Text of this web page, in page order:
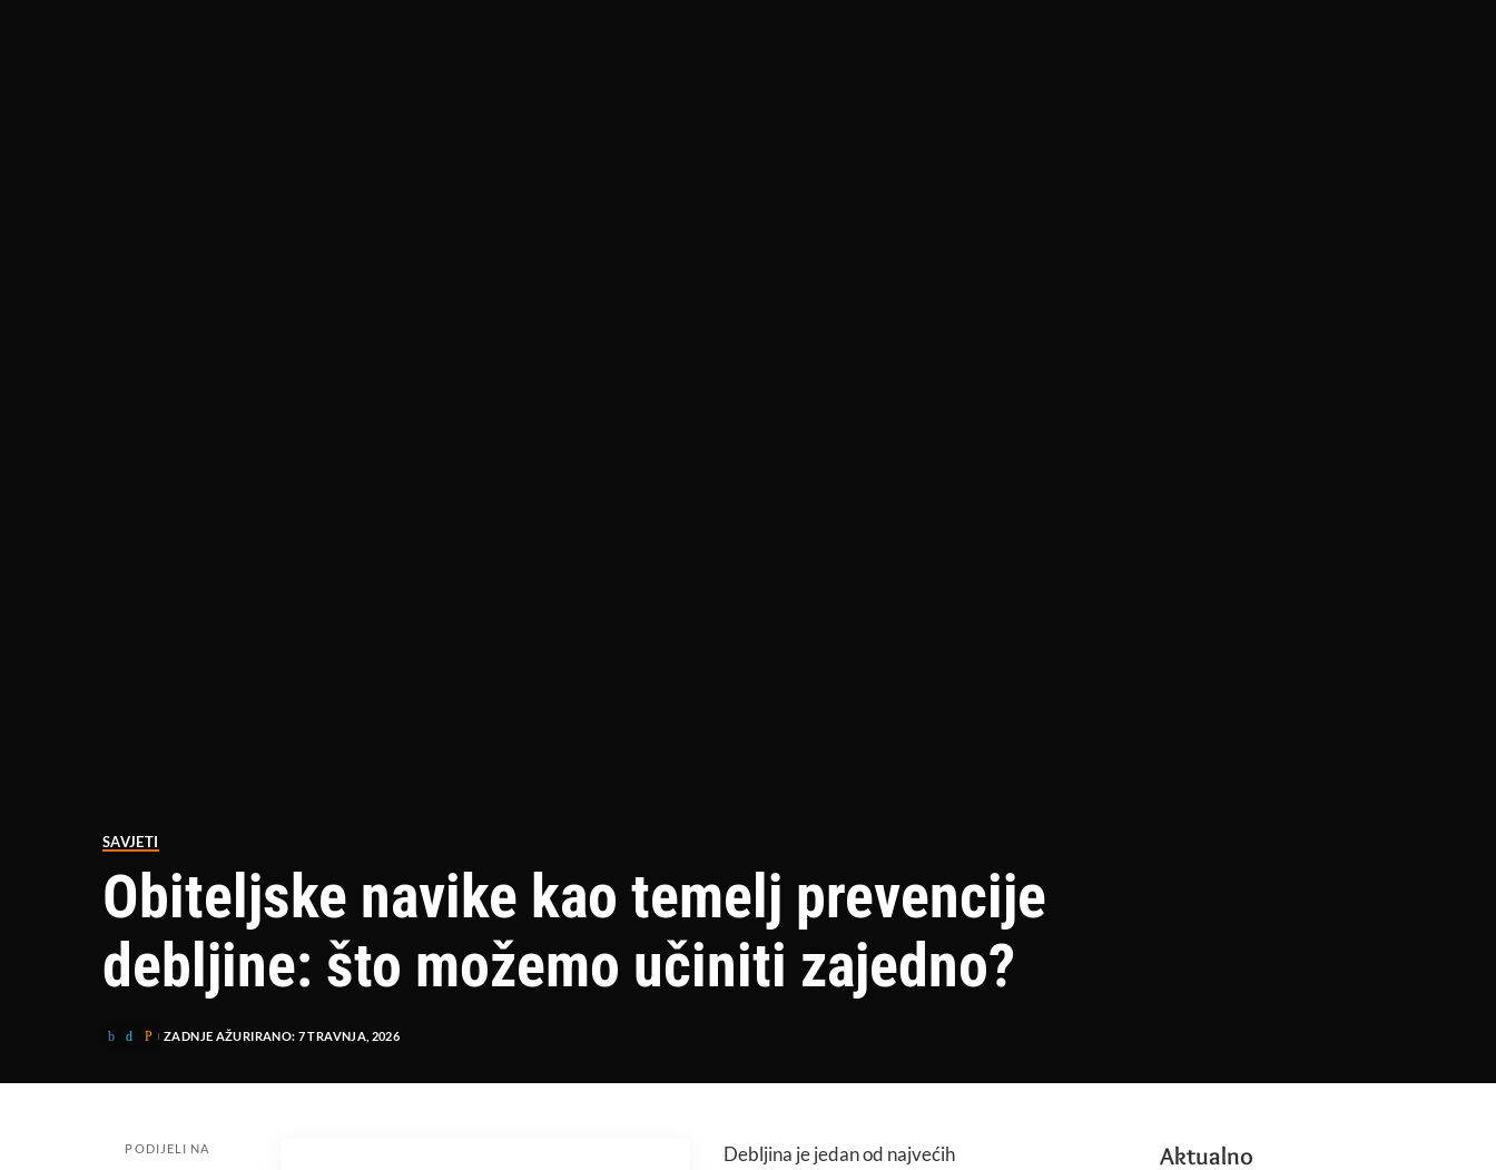
SAVJETI
Obiteljske navike kao temelj prevencije
debljine: što možemo učiniti zajedno?
ZADNJE AŽURIRANO: 7 TRAVNJA, 2026
PODIJELI NA Debljina je jedan od najvećih Aktualno